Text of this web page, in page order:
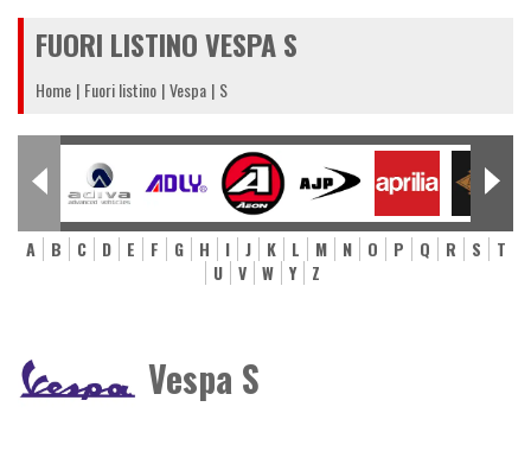
FUORI LISTINO VESPA S
Home Fuori listino Vespa S
A B C D E F G H I J K L M N O P Q R S
T
U
V W Y Z
Vespa S